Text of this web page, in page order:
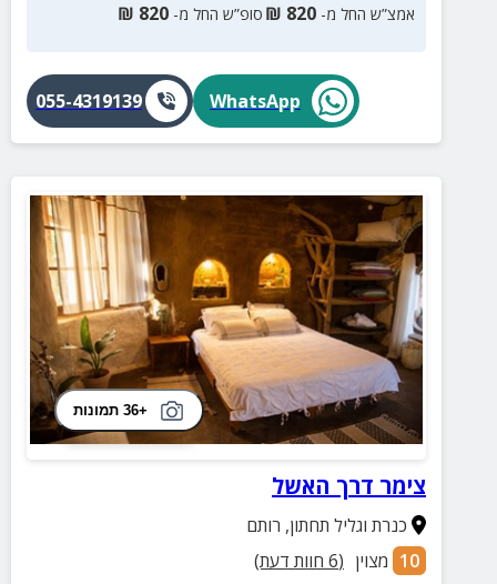
אמצ”ש החל מ- 820
₪ סופ”ש החל מ- 820
₪
WhatsApp
055-4319139
+36 תמונות
צימר דרך האשל
כנרת וגליל תחתון, רותם
10 מצוין (
6 חוות דעת)